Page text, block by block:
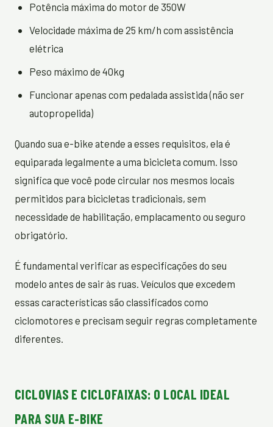
Potência máxima do motor de 350W
Velocidade máxima de 25 km/h com assistência
elétrica
Peso máximo de 40kg
Funcionar apenas com pedalada assistida (não ser
autopropelida)
Quando sua e-bike atende a esses requisitos, ela é
equiparada legalmente a uma bicicleta comum. Isso
significa que você pode circular nos mesmos locais
permitidos para bicicletas tradicionais, sem
necessidade de habilitação, emplacamento ou seguro
obrigatório.
É fundamental verificar as especificações do seu
modelo antes de sair às ruas. Veículos que excedem
essas características são classificados como
ciclomotores e precisam seguir regras completamente
diferentes.
CICLOVIAS E CICLOFAIXAS: O LOCAL IDEAL
PARA SUA E-BIKE